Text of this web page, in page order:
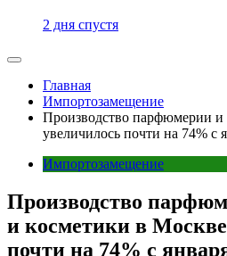
2 дня спустя
Главная
Импортозамещение
Производство парфюмерии и
увеличилось почти на 74% с
Импортозамещение
Производство
и косметики в
почти на 74% с